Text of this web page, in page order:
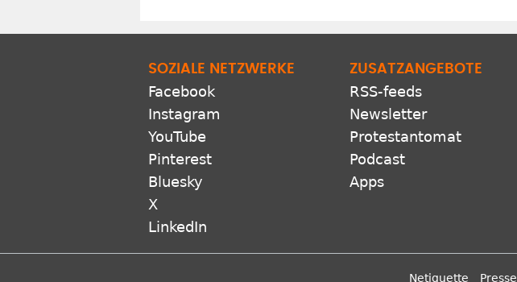
SOZIALE NETZWERKE
Facebook
Instagram
YouTube
Pinterest
Bluesky
X
LinkedIn
ZUSATZANGEBOTE
RSS-feeds
Newsletter
Protestantomat
Podcast
Apps
Netiquette Presse